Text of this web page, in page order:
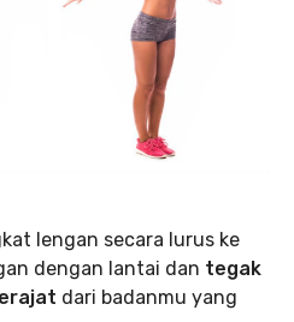
lengan secara lurus ke
dengan lantai dan tegak
dari badanmu yang